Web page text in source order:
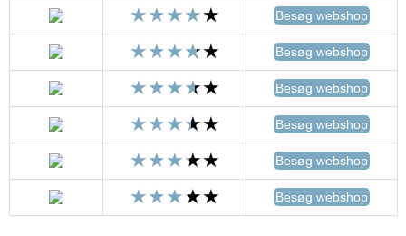
Besøg webshop
Besøg webshop
Besøg webshop
Besøg webshop
Besøg webshop
Besøg webshop